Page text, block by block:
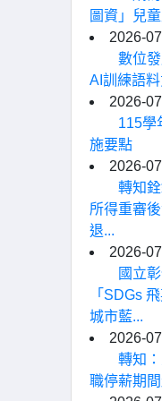
圖資」兒
2026-
數位
AI訓練語料
2026-
115學
施要點
2026-
轉知
所得重審
退...
2026-
國立
「SDGs
城市藍...
2026-
轉知
職停薪期